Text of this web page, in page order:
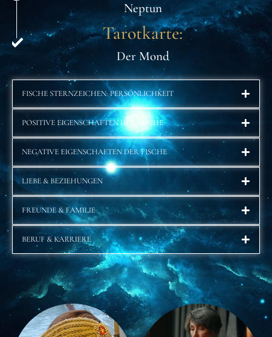
Neptun
Tarotkarte:
Der Mond
FISCHE STERNZEICHEN: PERSÖNLICHKEIT
POSITIVE EIGENSCHAFTEN DER FISCHE
NEGATIVE EIGENSCHAFTEN DER FISCHE
LIEBE & BEZIEHUNGEN
FREUNDE & FAMILIE
BERUF & KARRIERE